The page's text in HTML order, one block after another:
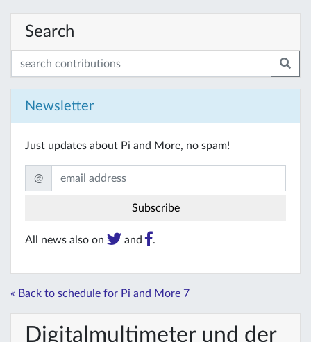
Search
Newsletter
Just updates about Pi and More, no spam!
@
All news also on and .
« Back to schedule for Pi and More 7
Digitalmultimeter und der